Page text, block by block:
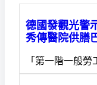
德國發觀光警
秀傳醫院供膳
「第一階一般勞